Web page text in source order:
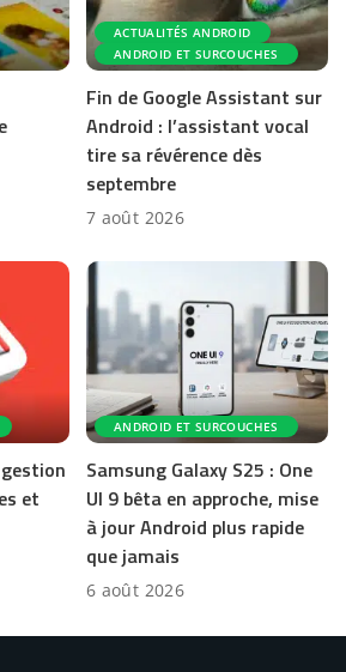
ACTUALITÉS ANDROID
ANDROID ET SURCOUCHES
Fin de Google Assistant sur
Android : l’assistant vocal
tire sa révérence dès
septembre
7 août 2026
et
ANDROID ET SURCOUCHES
Samsung Galaxy S25 : One
UI 9 bêta en approche, mise
à jour Android plus rapide
que jamais
6 août 2026